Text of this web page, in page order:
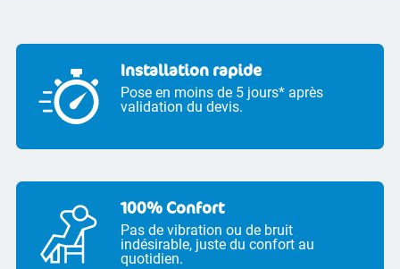
Installation rapide
Pose en moins de 5 jours* après
validation du devis.
100% Confort
Pas de vibration ou de bruit
indésirable, juste du confort au
quotidien.